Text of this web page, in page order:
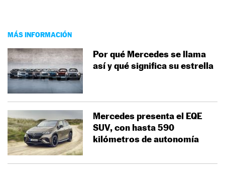
MÁS INFORMACIÓN
Por qué Mercedes se llama
así y qué significa su estrella
Mercedes presenta el EQE
SUV, con hasta 590
kilómetros de autonomía